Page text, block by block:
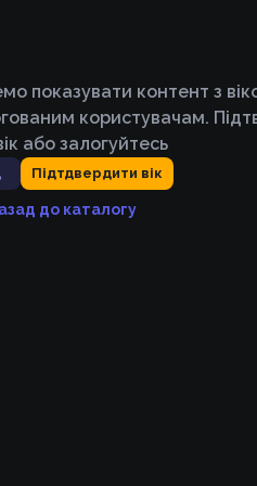
показувати контент з
користувачам.
або залогуйтесь
Підтдвердити вік
до каталогу